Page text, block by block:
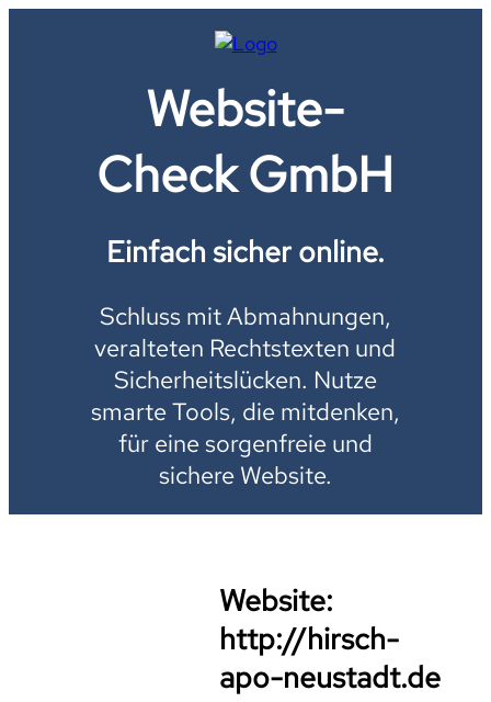
Website-
Check GmbH
Einfach sicher online.
Schluss mit Abmahnungen,
veralteten Rechtstexten und
Sicherheitslücken. Nutze
smarte Tools, die mitdenken,
für eine sorgenfreie und
sichere Website.
Website:
http://hirsch-
apo-neustadt.de